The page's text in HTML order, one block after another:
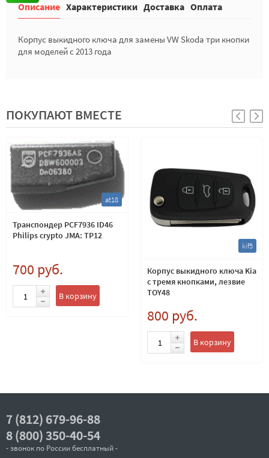
Описание Характеристики Доставка Оплата
Корпус выкидного ключа для замены VW Skoda три кнопки
для моделей с 2013 года
ПОКУПАЮТ ВМЕСТЕ
at18
Транспондер PCF7936 ID46
Philips crypto JMA: TP12
700 руб.
В корзину
kif5
Корпус выкидного ключа Kia
с тремя кнопками, лезвие
TOY48
800 руб.
В корзину
7 (812) 679-96-88
8 (800) 350-40-54
- звонок по России бесплатный -